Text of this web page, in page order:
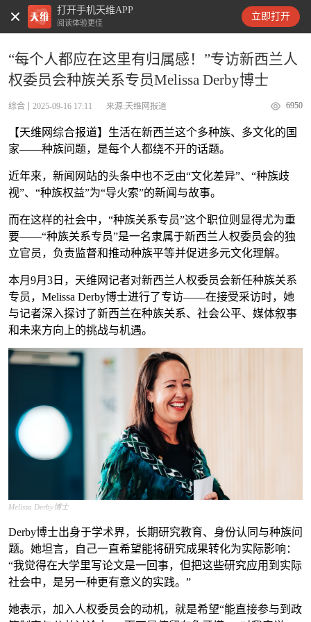
打开手机天维APP
阅读体验更佳
立即打开
天维新闻
“每个人都应在这里有归属感！”专访新西兰人
权委员会种族关系专员Melissa Derby博士
综合 2025-09-16 17:11 来源:天维网报道 6950
【天维网综合报道】生活在新西兰这个多种族、多文化的国
家——种族问题，是每个人都绕不开的话题。
近年来，新闻网站的头条中也不乏由“文化差异”、“种族歧
视”、“种族权益”为“导火索”的新闻与故事。
而在这样的社会中，“种族关系专员”这个职位则显得尤为重
要——“种族关系专员”是一名隶属于新西兰人权委员会的独
立官员，负责监督和推动种族平等并促进多元文化理解。
本月9月3日，天维网记者对新西兰人权委员会新任种族关系
专员，Melissa Derby博士进行了专访——在接受采访时，她
与记者深入探讨了新西兰在种族关系、社会公平、媒体叙事
和未来方向上的挑战与机遇。
Melissa Derby博士
Derby博士出身于学术界，长期研究教育、身份认同与种族问
题。她坦言，自己一直希望能将研究成果转化为实际影响：
“我觉得在大学里写论文是一回事，但把这些研究应用到实际
社会中，是另一种更有意义的实践。”
她表示，加入人权委员会的动机，就是希望“能直接参与到政